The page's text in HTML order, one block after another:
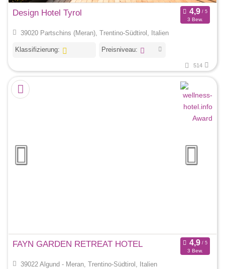
Design Hotel Tyrol
3 Bew.
39020 Partschins (Meran), Trentino-Südtirol, Italien
Klassifizierung: Preisniveau:
514
FAYN GARDEN RETREAT HOTEL
3 Bew.
39022 Algund - Meran, Trentino-Südtirol, Italien